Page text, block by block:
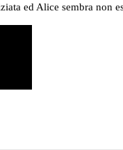
ed Alice sembra non